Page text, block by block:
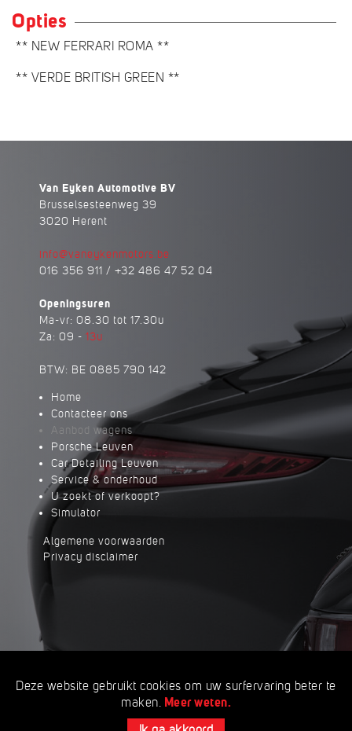
Deze website gebruikt cookies om uw surfervaring beter te
maken. Meer weten.
Opties
** NEW FERRARI ROMA **
** VERDE BRITISH GREEN **
Van Eyken Automotive BV
Brusselsesteenweg 39
3020 Herent
info@vaneykenmotors.be
016 356 911 / +32 486 47 52 04
Openingsuren
Ma-vr: 08.30 tot 17.30u
Za: 09 - 13u
BTW: BE 0885 790 142
Home
Contacteer ons
Aanbod wagens
Porsche Leuven
Car Detailing Leuven
Service & onderhoud
U zoekt of verkoopt?
Simulator
Algemene voorwaarden
Privacy disclaimer